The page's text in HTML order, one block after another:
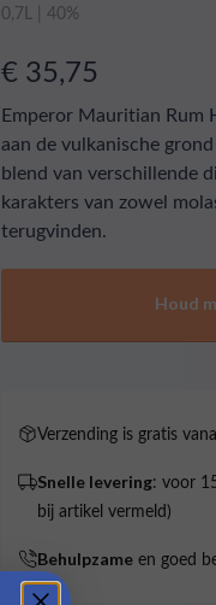
0,7L | 40%
€ 35,75
Emperor Mauritian Rum
aan de vulkanische
blend van verschillende
karakters van zowel
terugvinden.
Houd
Verzending is gratis
Snelle levering: voor
bij artikel vermeld)
Behulpzame en goed